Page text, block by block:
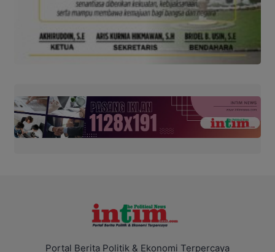
Portal Berita Politik & Ekonomi Terpercaya